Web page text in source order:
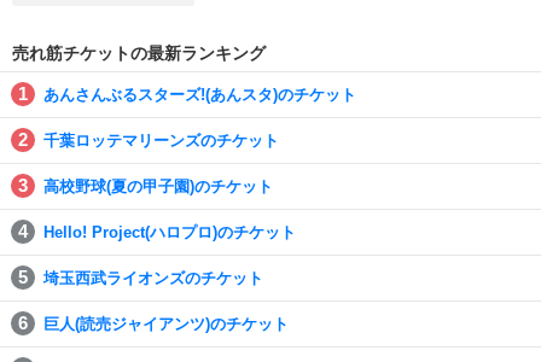
売れ筋チケットの最新ランキング
あんさんぶるスターズ!(あんスタ)のチケット
千葉ロッテマリーンズのチケット
高校野球(夏の甲子園)のチケット
Hello! Project(ハロプロ)のチケット
埼玉西武ライオンズのチケット
巨人(読売ジャイアンツ)のチケット